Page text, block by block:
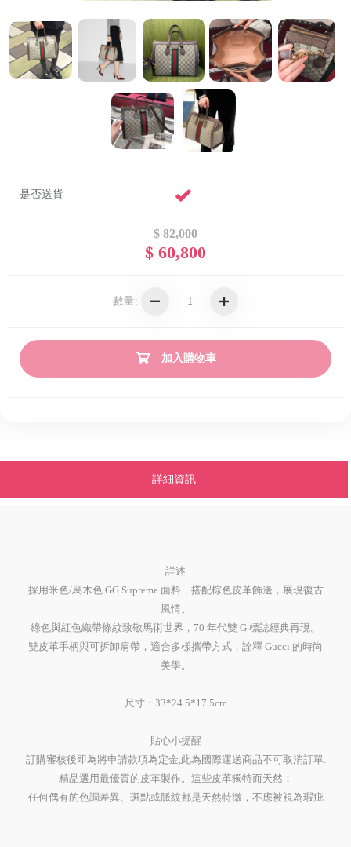
是否送貨
$ 82,000
$ 60,800
數量:
加入購物車
詳細資訊
詳述
採用米色/烏木色 GG Supreme 面料，搭配棕色皮革飾邊，展現復古
風情。
綠色與紅色織帶條紋致敬馬術世界，70 年代雙 G 標誌經典再現。
雙皮革手柄與可拆卸肩帶，適合多樣攜帶方式，詮釋 Gucci 的時尚
美學。
尺寸：33*24.5*17.5cm
貼心小提醒
訂購審核後即為將申請款項為定金,此為國際運送商品不可取消訂單.
精品選用最優質的皮革製作。這些皮革獨特而天然：
任何偶有的色調差異、斑點或脈紋都是天然特徵，不應被視為瑕疵